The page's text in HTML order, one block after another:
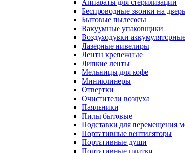
Аппараты для стерилизации
Беспроводные звонки на дверь
Бытовые пылесосы
Вакуумные упаковщики
Воздуходувки аккумуляторные
Лазерные нивелиры
Ленты крепежные
Липкие ленты
Мельницы для кофе
Миниклинеры
Отвертки
Очистители воздуха
Паяльники
Пилы бытовые
Подставки для перемещения
Портативные вентиляторы
Портативные души
Портативные плитки